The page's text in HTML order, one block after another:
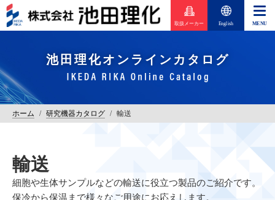
取扱メーカー English
池田理化オンラインカタログ
ホーム / 研究機器カタログ / 輸送
輸送
細胞や生体サンプルなどの輸送に役立つ製品のご紹介です。
保冷から保温まで様々なご用途にお応えします。